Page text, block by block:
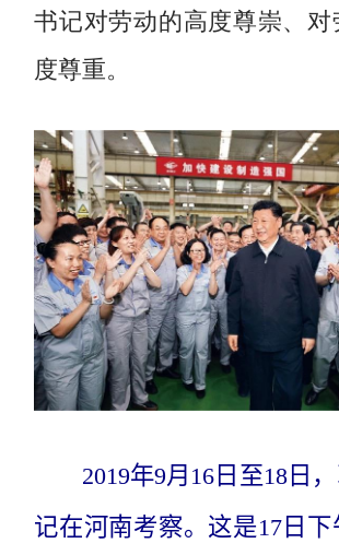
书记对劳动的高度尊崇、
度尊重。
2019年9月16日至18日
记在河南考察。这是17日